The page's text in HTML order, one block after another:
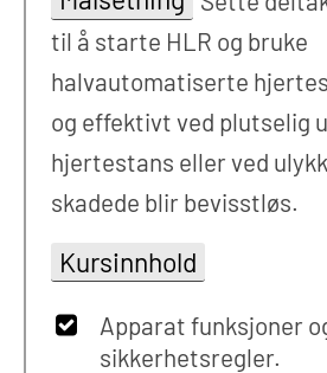
til å starte HLR og bruke
halvautomatiserte
og effektivt ved plutselig
hjertestans eller ved
skadede blir bevisstløs.
Kursinnhold
Apparat funksjoner
sikkerhetsregler.